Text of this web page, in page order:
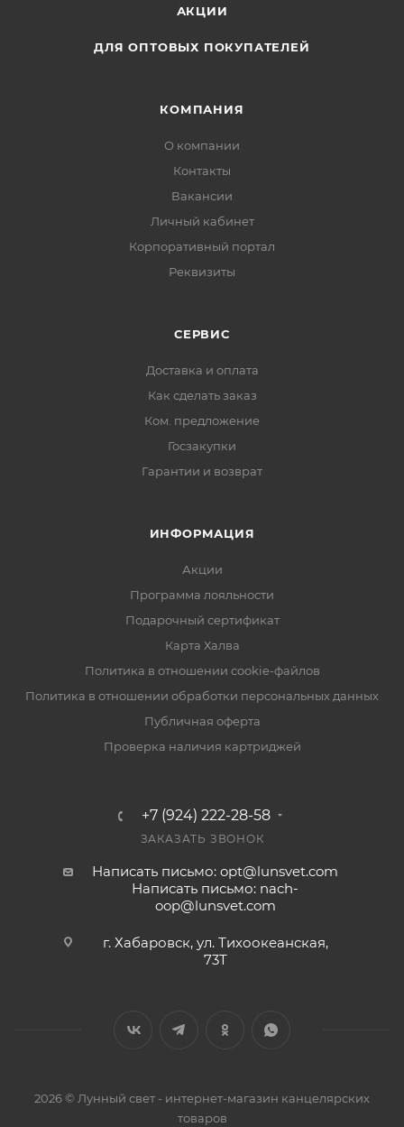
АКЦИИ
ДЛЯ ОПТОВЫХ ПОКУПАТЕЛЕЙ
КОМПАНИЯ
О компании
Контакты
Вакансии
Личный кабинет
Корпоративный портал
Реквизиты
СЕРВИС
Доставка и оплата
Как сделать заказ
Ком. предложение
Госзакупки
Гарантии и возврат
ИНФОРМАЦИЯ
Акции
Программа лояльности
Подарочный сертификат
Карта Халва
Политика в отношении cookie-файлов
Политика в отношении обработки персональных данных
Публичная оферта
Проверка наличия картриджей
+7 (924) 222-28-58
ЗАКАЗАТЬ ЗВОНОК
Написать письмо: opt@lunsvet.com
Написать письмо: nach-
oop@lunsvet.com
г. Хабаровск, ул. Тихоокеанская,
73Т
2026 © Лунный свет - интернет-магазин канцелярских
товаров